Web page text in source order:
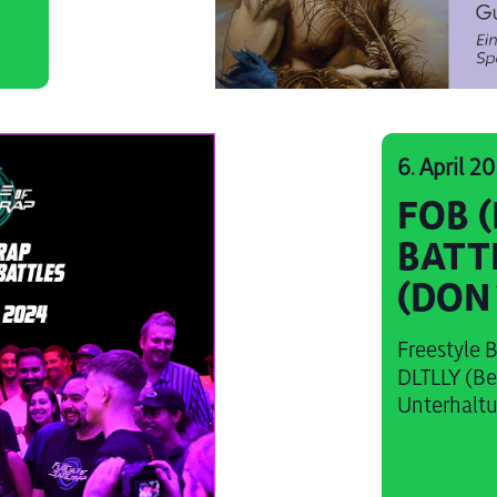
6. April
FOB
Freestyle
DLTLLY